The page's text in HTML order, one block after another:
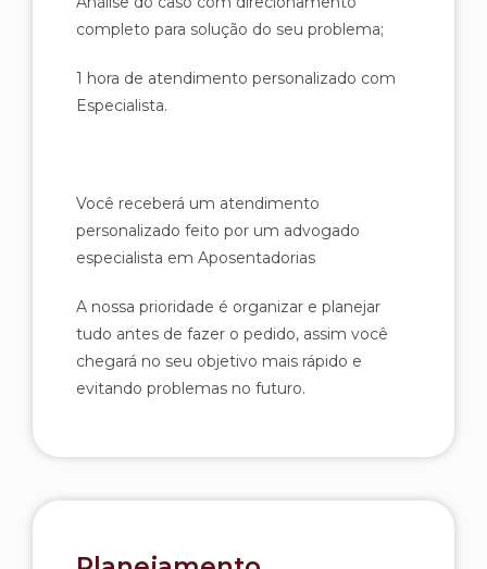
completo para solução do seu problema;
1 hora de atendimento personalizado com
Especialista.
Você receberá um atendimento
personalizado feito por um advogado
especialista em Aposentadorias
A nossa prioridade é organizar e planejar
tudo antes de fazer o pedido, assim você
chegará no seu objetivo mais rápido e
evitando problemas no futuro.